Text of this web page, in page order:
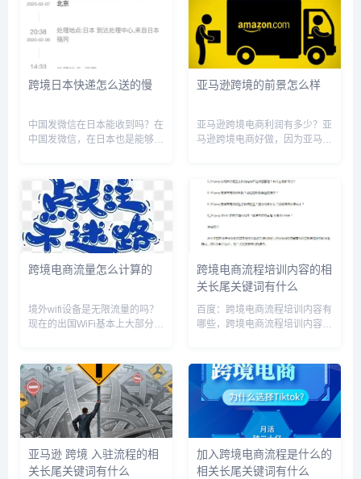
跨境日本快递怎么送的慢
中国发微信在日本能收到吗？在
中国发微信，在日本也是能够收
载了微信APP，并开通了微信账
号。二是你的手机是在国外有网
络的区域内，并且能够正常上
网。...
亚马逊跨境的前景怎么样
亚马逊跨境电商利润有多少？亚
马逊跨境电商好做，因为亚马逊
费的推广等一些东西，投入的资
金比较低，风险也比较小。无货
源模式就是利用ERP采集一些国
内电...
跨境电商流量怎么计算的
境外wifi设备是无限流量的吗？
现在的出国WiFi基本上大部分的
可以肯定的告诉楼主wifi设备是
无限流量上网。加拿大的话你得
问一下相关的工作人员...
跨境电商流程培训内容的相
关长尾关键词有什么
百度：跨境电商流程培训内容有
哪些，跨境电商流程培训内容怎
跨境电商培训培训课程培训，跨
境电商培训培训，跨境电商培训
培训授课，跨境电商业务培训，
亚马逊 跨境 入驻流程的相
关长尾关键词有什么
加入跨境电商流程是什么的
相关长尾关键词有什么